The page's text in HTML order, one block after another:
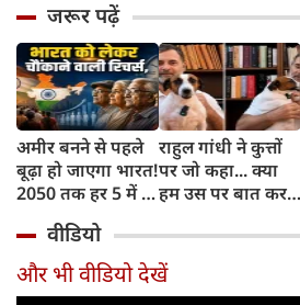
जरूर पढ़ें
अमीर बनने से पहले
बूढ़ा हो जाएगा भारत!
2050 तक हर 5 में 1
साल से ज्यादा उम्र का
राहुल गांधी ने कुत्तों
पर जो कहा... क्या
हम उस पर बात कर
वीडियो
और भी वीडियो देखें